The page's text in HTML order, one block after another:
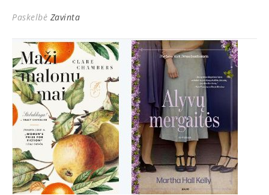
Paskelbė Zavinta